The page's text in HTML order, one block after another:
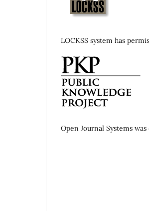
LOCKSS system has
Open Journal Systems